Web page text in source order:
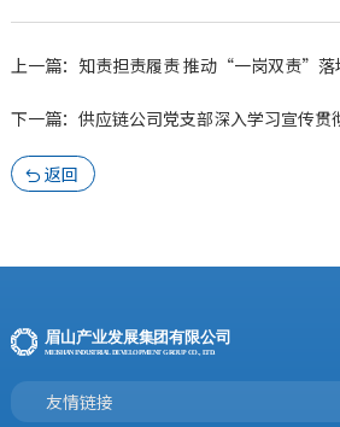
上一篇：知责担责履责 推动“一岗双责”落
 返回
友情链接